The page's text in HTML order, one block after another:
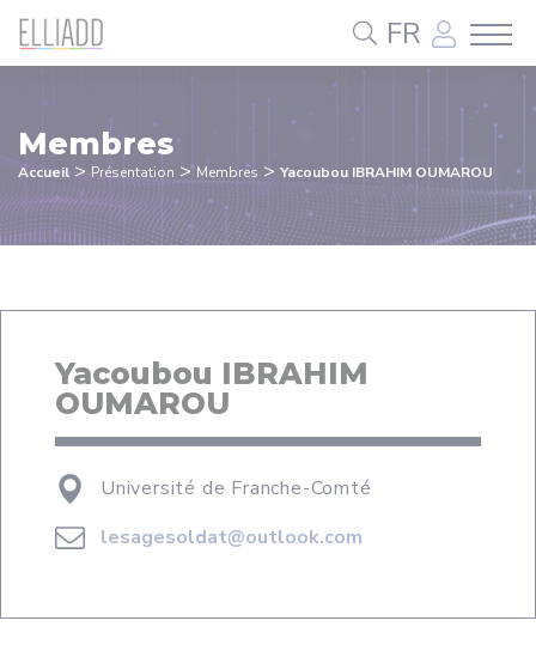
FR
Membres
Accueil > Présentation >Membres > Yacoubou IBRAHIM OUMAROU
Yacoubou IBRAHIM
OUMAROU
Université de Franche-Comté
lesagesoldat@outlook.com
Panneau de gestion des cookies